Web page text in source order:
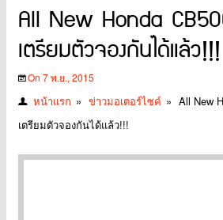
All New Honda
เตรียมตัวจองกันได้แล้ว!!!
On 7 พ.ย., 2015
หน้าแรก » ข่าวมอเตอร์ไซค์ » All New
เตรียมตัวจองกันได้แล้ว!!!